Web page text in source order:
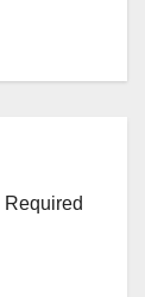
Required